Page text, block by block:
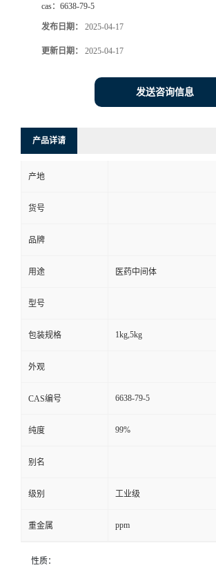
cas： 6638-79-5
发布日期： 2025-04-17
更新日期： 2025-04-17
发送咨询信息
产品详请
产地
货号
品牌
用途 医药中间体
型号
包装规格 1kg,5kg
外观
CAS编号 6638-79-5
纯度 99%
别名
级别 工业级
重金属 ppm
性质：